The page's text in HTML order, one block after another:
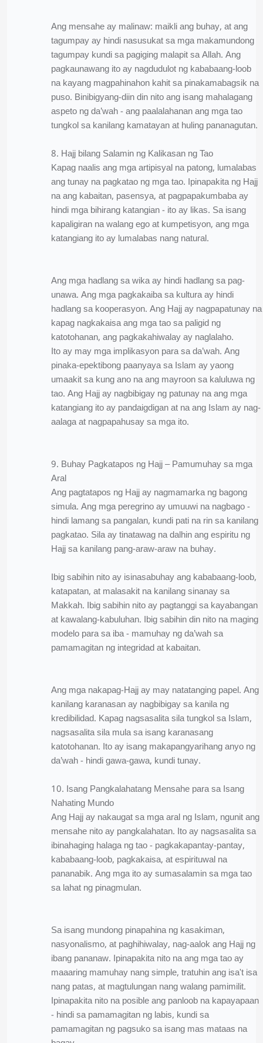
Ang mensahe ay malinaw: maikli ang buhay, at ang
tagumpay ay hindi nasusukat sa mga makamundong
tagumpay kundi sa pagiging malapit sa Allah. Ang
pagkaunawang ito ay nagdudulot ng kababaang-loob
na kayang magpahinahon kahit sa pinakamabagsik na
puso. Binibigyang-diin din nito ang isang mahalagang
aspeto ng da’wah - ang paalalahanan ang mga tao
tungkol sa kanilang kamatayan at huling pananagutan.
8. Hajj bilang Salamin ng Kalikasan ng Tao
Kapag naalis ang mga artipisyal na patong, lumalabas
ang tunay na pagkatao ng mga tao. Ipinapakita ng Hajj
na ang kabaitan, pasensya, at pagpapakumbaba ay
hindi mga bihirang katangian - ito ay likas. Sa isang
kapaligiran na walang ego at kumpetisyon, ang mga
katangiang ito ay lumalabas nang natural.
Ang mga hadlang sa wika ay hindi hadlang sa pag-
unawa. Ang mga pagkakaiba sa kultura ay hindi
hadlang sa kooperasyon. Ang Hajj ay nagpapatunay na
kapag nagkakaisa ang mga tao sa paligid ng
katotohanan, ang pagkakahiwalay ay naglalaho.
Ito ay may mga implikasyon para sa da’wah. Ang
pinaka-epektibong paanyaya sa Islam ay yaong
umaakit sa kung ano na ang mayroon sa kaluluwa ng
tao. Ang Hajj ay nagbibigay ng patunay na ang mga
katangiang ito ay pandaigdigan at na ang Islam ay nag-
aalaga at nagpapahusay sa mga ito.
9. Buhay Pagkatapos ng Hajj – Pamumuhay sa mga
Aral
Ang pagtatapos ng Hajj ay nagmamarka ng bagong
simula. Ang mga peregrino ay umuuwi na nagbago -
hindi lamang sa pangalan, kundi pati na rin sa kanilang
pagkatao. Sila ay tinatawag na dalhin ang espiritu ng
Hajj sa kanilang pang-araw-araw na buhay.
Ibig sabihin nito ay isinasabuhay ang kababaang-loob,
katapatan, at malasakit na kanilang sinanay sa
Makkah. Ibig sabihin nito ay pagtanggi sa kayabangan
at kawalang-kabuluhan. Ibig sabihin din nito na maging
modelo para sa iba - mamuhay ng da’wah sa
pamamagitan ng integridad at kabaitan.
Ang mga nakapag-Hajj ay may natatanging papel. Ang
kanilang karanasan ay nagbibigay sa kanila ng
kredibilidad. Kapag nagsasalita sila tungkol sa Islam,
nagsasalita sila mula sa isang karanasang
katotohanan. Ito ay isang makapangyarihang anyo ng
da’wah - hindi gawa-gawa, kundi tunay.
10. Isang Pangkalahatang Mensahe para sa Isang
Nahating Mundo
Ang Hajj ay nakaugat sa mga aral ng Islam, ngunit ang
mensahe nito ay pangkalahatan. Ito ay nagsasalita sa
ibinahaging halaga ng tao - pagkakapantay-pantay,
kababaang-loob, pagkakaisa, at espirituwal na
pananabik. Ang mga ito ay sumasalamin sa mga tao
sa lahat ng pinagmulan.
Sa isang mundong pinapahina ng kasakiman,
nasyonalismo, at paghihiwalay, nag-aalok ang Hajj ng
ibang pananaw. Ipinapakita nito na ang mga tao ay
maaaring mamuhay nang simple, tratuhin ang isa't isa
nang patas, at magtulungan nang walang pamimilit.
Ipinapakita nito na posible ang panloob na kapayapaan
- hindi sa pamamagitan ng labis, kundi sa
pamamagitan ng pagsuko sa isang mas mataas na